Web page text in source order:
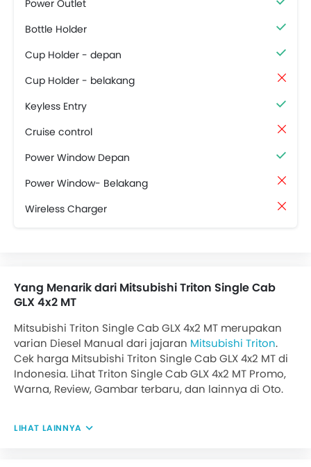
Power Outlet
Bottle Holder
Cup Holder - depan
Cup Holder - belakang
Keyless Entry
Cruise control
Power Window Depan
Power Window- Belakang
Wireless Charger
Yang Menarik dari Mitsubishi Triton Single Cab
GLX 4x2 MT
Mitsubishi Triton Single Cab GLX 4x2 MT merupakan
varian Diesel Manual dari jajaran Mitsubishi Triton.
Cek harga Mitsubishi Triton Single Cab GLX 4x2 MT di
Indonesia. Lihat Triton Single Cab GLX 4x2 MT Promo,
Warna, Review, Gambar terbaru, dan lainnya di Oto.
LIHAT LAINNYA